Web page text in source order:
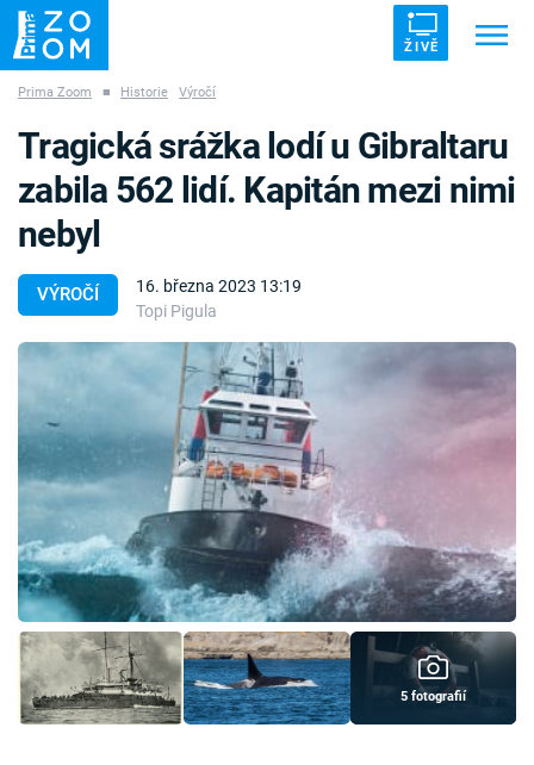
ŽIVĚ
ZÁHADY VETŘELCI DÁVNOVĚKU
Témata
Pořady
TV Program
Časopis
Sledujte prima+
Přihlášení
Prima Zoom ■ Historie Výročí
VÝROČÍ
16. března 2023 13:19
Topi Pigula
Tragická srážka lodí u Gibraltaru
zabila 562 lidí. Kapitán mezi nimi
nebyl
5 fotografií